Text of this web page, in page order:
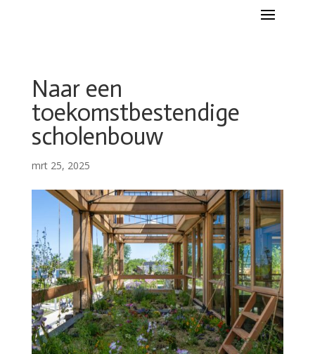
Naar een
toekomstbestendige
scholenbouw
mrt 25, 2025